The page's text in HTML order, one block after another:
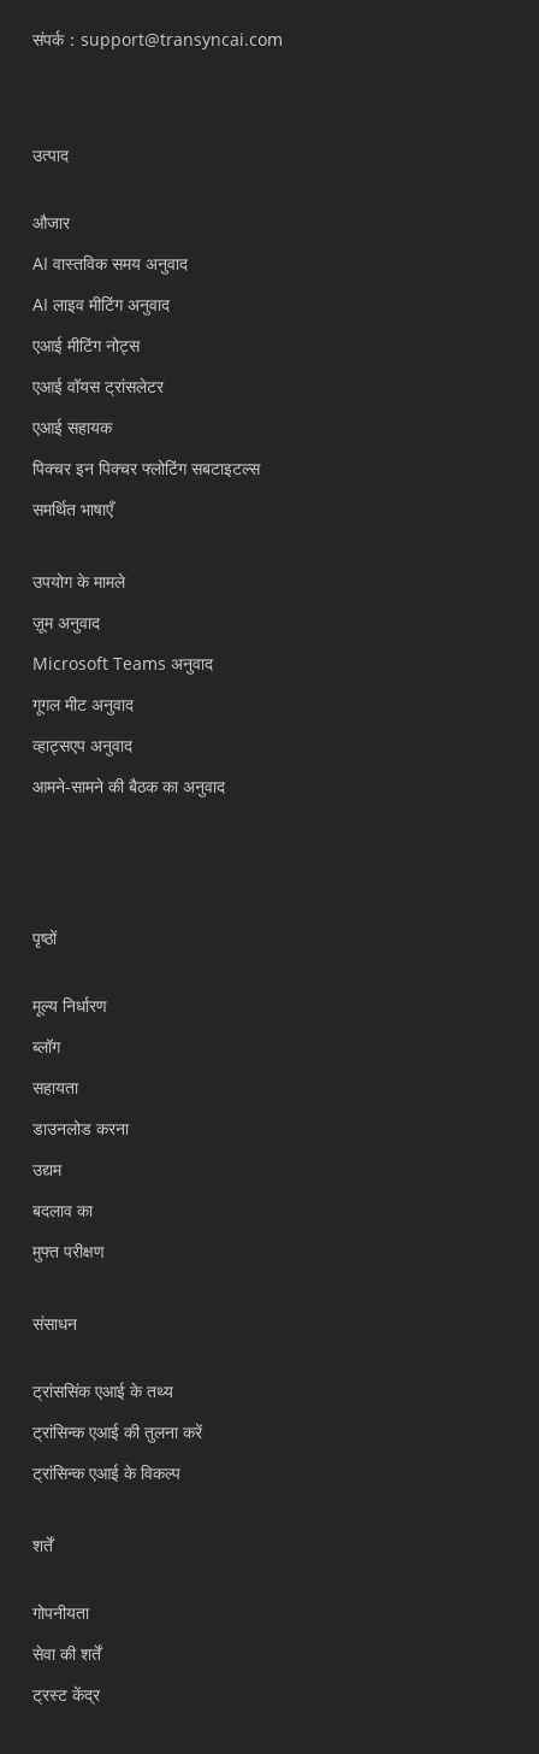
संपर्क：support@transyncai.com
उत्पाद
औजार
AI वास्तविक समय अनुवाद
AI लाइव मीटिंग अनुवाद
एआई मीटिंग नोट्स
एआई वॉयस ट्रांसलेटर
एआई सहायक
पिक्चर इन पिक्चर फ्लोटिंग सबटाइटल्स
समर्थित भाषाएँ
उपयोग के मामले
ज़ूम अनुवाद
Microsoft Teams अनुवाद
गूगल मीट अनुवाद
व्हाट्सएप अनुवाद
आमने-सामने की बैठक का अनुवाद
पृष्ठों
मूल्य निर्धारण
ब्लॉग
सहायता
डाउनलोड करना
उद्यम
बदलाव का
मुफ्त परीक्षण
संसाधन
ट्रांससिंक एआई के तथ्य
ट्रांसिन्क एआई की तुलना करें
ट्रांसिन्क एआई के विकल्प
शर्तें
गोपनीयता
सेवा की शर्तें
ट्रस्ट केंद्र